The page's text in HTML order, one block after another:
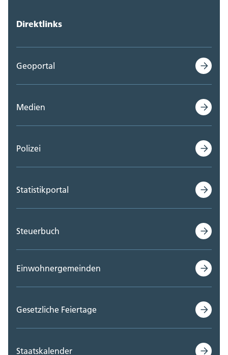
Direktlinks
Geoportal
Medien
Polizei
Statistikportal
Steuerbuch
Einwohnergemeinden
Gesetzliche Feiertage
Staatskalender